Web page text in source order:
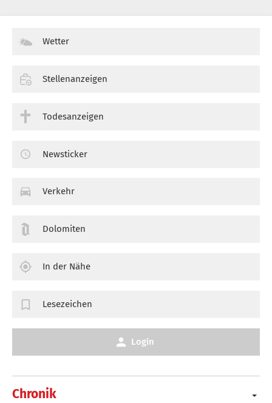
Chronik
Wetter
Stellenanzeigen
Todesanzeigen
Newsticker
Verkehr
Dolomiten
In der Nähe
Lesezeichen
Login